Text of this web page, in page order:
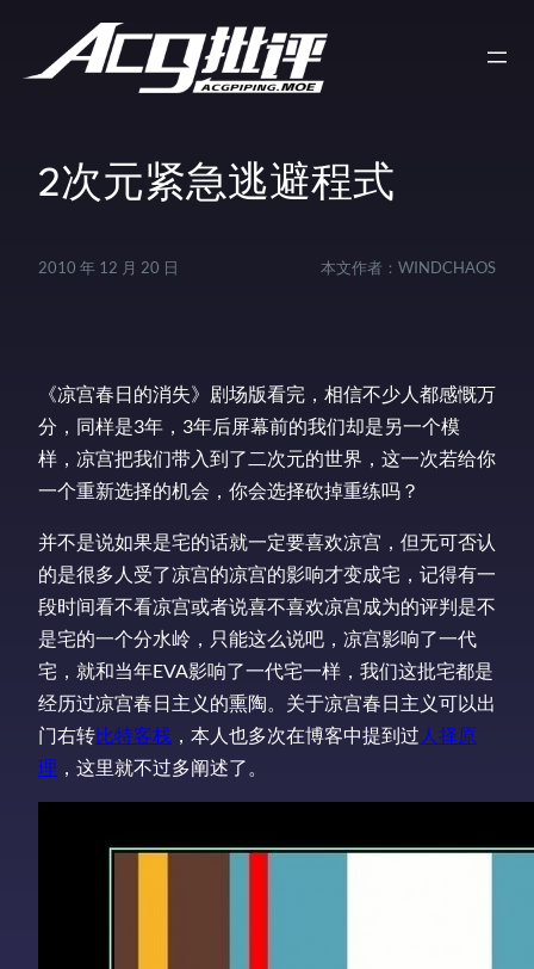
2次元紧急逃避程式
2010 年 12 月 20 日 本文作者： WINDCHAOS
《凉宫春日的消失》剧场版看完，相信不少人都感慨万
分，同样是3年，3年后屏幕前的我们却是另一个模
样，凉宫把我们带入到了二次元的世界，这一次若给你
一个重新选择的机会，你会选择砍掉重练吗？
并不是说如果是宅的话就一定要喜欢凉宫，但无可否认
的是很多人受了凉宫的凉宫的影响才变成宅，记得有一
段时间看不看凉宫或者说喜不喜欢凉宫成为的评判是不
是宅的一个分水岭，只能这么说吧，凉宫影响了一代
宅，就和当年EVA影响了一代宅一样，我们这批宅都是
经历过凉宫春日主义的熏陶。关于凉宫春日主义可以出
门右转比特客栈 ，本人也多次在博客中提到过 人择原
理 ，这里就不过多阐述了。